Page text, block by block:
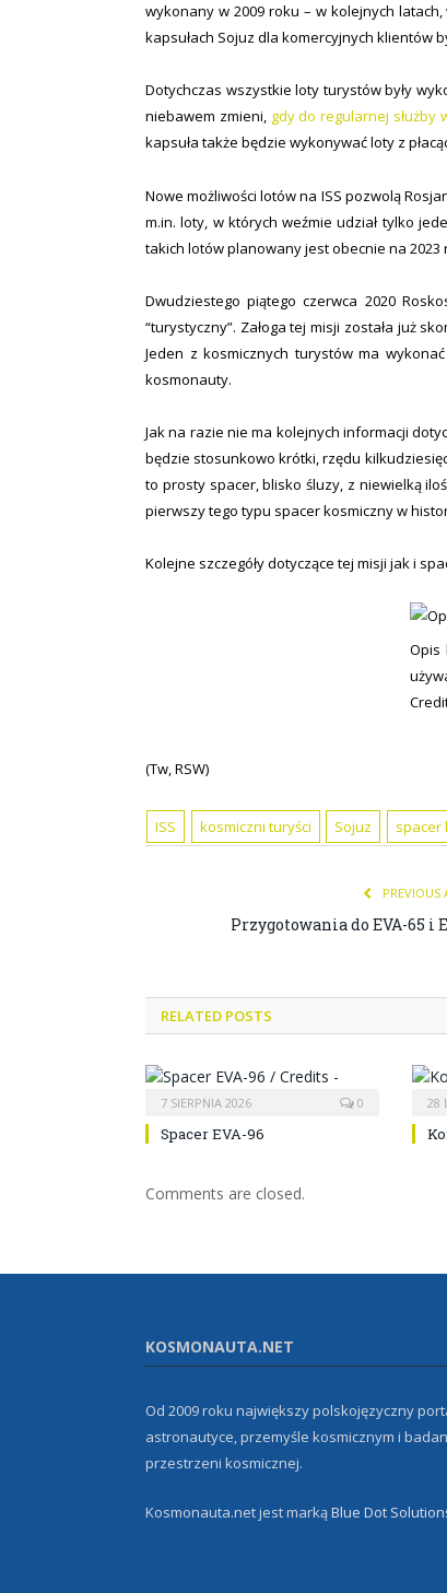
wykonany w 2009 roku – w kolejnych
kapsułach Sojuz dla komercyjnych klientów
Dotychczas wszystkie loty turystów były
niebawem zmieni, gdy do regularnej
kapsuła także będzie wykonywać loty z
Nowe możliwości lotów na ISS pozwolą
m.in. loty, w których weźmie udział tylko
takich lotów planowany jest obecnie na 2023
Dwudziestego piątego czerwca 2020
“turystyczny”. Załoga tej misji została już
Jeden z kosmicznych turystów ma
kosmonauty.
Jak na razie nie ma kolejnych informacji
będzie stosunkowo krótki, rzędu
to prosty spacer, blisko śluzy, z niewielką
pierwszy tego typu spacer kosmiczny w
Kolejne szczegóły dotyczące tej misji jak i
Opis
(Tw, RSW)
ISS kosmiczni turyści Sojuz spacer
PREVIOUS
Przygotowania do EVA-65 i
RELATED POSTS
7 SIERPNIA 2026 0
Spacer EVA-96
28
Comments are closed.
KOSMONAUTA.NET
Od 2009 roku największy polskojęzyczny
astronautyce, przemyśle kosmicznym i
przestrzeni kosmicznej.
Kosmonauta.net jest markąBlue Dot